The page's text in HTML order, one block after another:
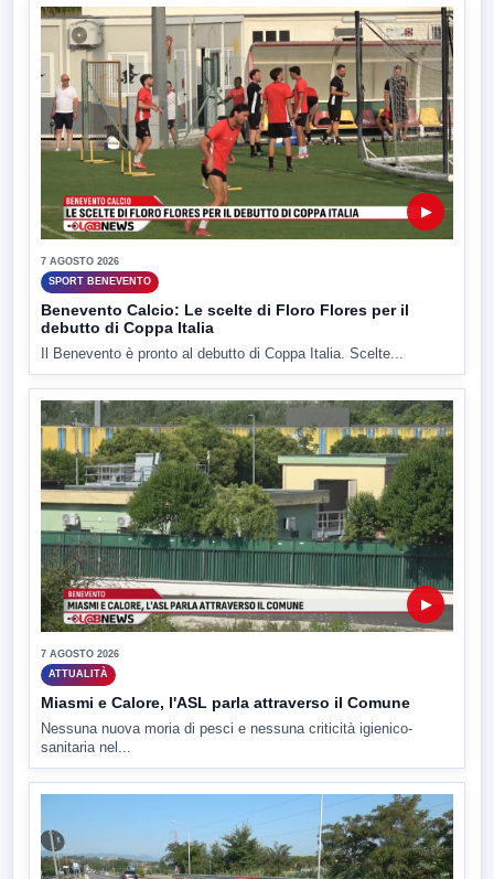
▶
7 AGOSTO 2026
SPORT BENEVENTO
Benevento Calcio: Le scelte di Floro Flores per il
debutto di Coppa Italia
Il Benevento è pronto al debutto di Coppa Italia. Scelte...
▶
7 AGOSTO 2026
ATTUALITÀ
Miasmi e Calore, l'ASL parla attraverso il Comune
Nessuna nuova moria di pesci e nessuna criticità igienico-
sanitaria nel...